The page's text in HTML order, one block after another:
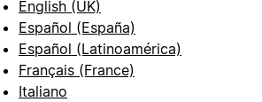
English (UK)
Español (España)
Español (Latinoamérica)
Français (France)
Italiano